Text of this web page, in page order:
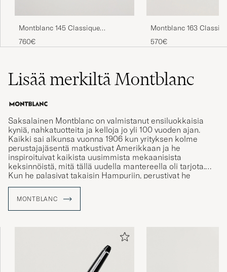
Montblanc 145 Classique
Meisterstück F Fountain Pen
Platinum Line
760€
Montblanc 163
Meisterstück Rollerball
Platinum Line
570€
Lisää merkiltä Montblanc
Saksalainen Montblanc on valmistanut ensiluokkaisia
kyniä, nahkatuotteita ja kelloja jo yli 100 vuoden ajan.
Kaikki sai alkunsa vuonna 1906 kun yrityksen kolme
perustajajäsentä matkustivat Amerikkaan ja he
inspiroituivat kaikista uusimmista mekaanisista
keksinnöistä, mitä tällä uudella mantereella oli tarjota.
Kun he palasivat takaisin Hampuriin, perustivat he
Montblancin, joka mullisti käsinkirjoitustaidon heidän
MONTBLANC